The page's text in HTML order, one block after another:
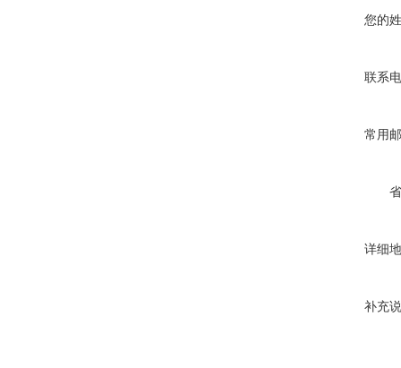
您的
联系
常用
详细
补充